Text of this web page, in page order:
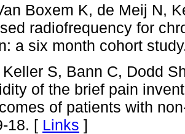
Boxem K, de Meij N,
radiofrequency for
a six month cohort
Keller S, Bann C, Dodd
of the brief pain
of patients with
18. [ Links ]